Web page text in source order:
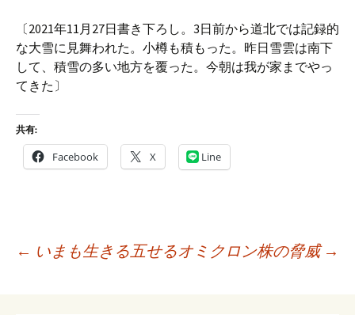
〔2021年11月27日書き下ろし。3日前から道北では記録的
な大雪に見舞われた。小樽も積もった。昨日雪雲は南下
して、積雪の多い地方を覆った。今朝は我が家までやっ
てきた〕
共有:
Facebook X Line
← いまも生きる五せるオミクロン株の脅威 →